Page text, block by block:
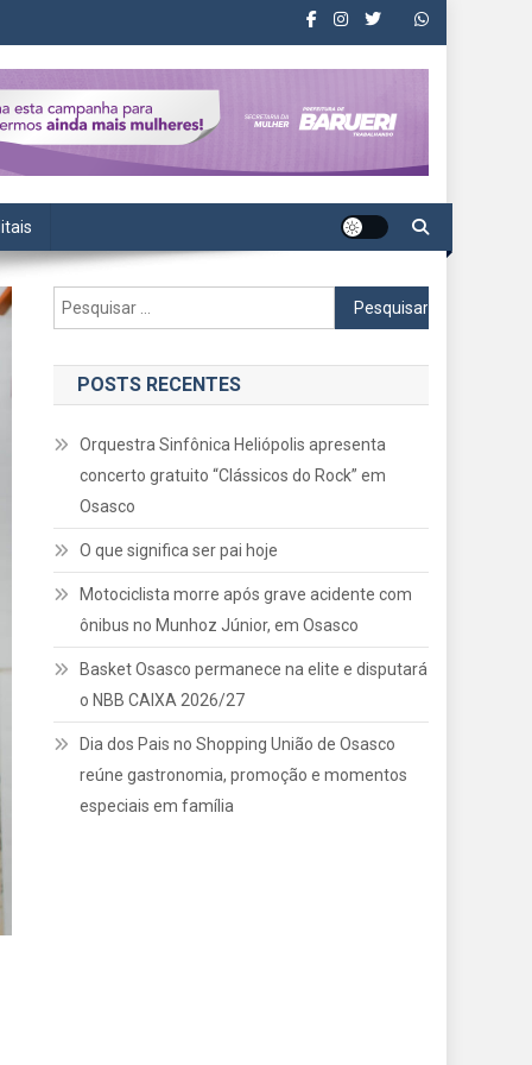
Pesquisar
por:
POSTS RECENTES
Orquestra Sinfônica Heliópolis apresenta
concerto gratuito “Clássicos do Rock” em
Osasco
O que significa ser pai hoje
Motociclista morre após grave acidente com
ônibus no Munhoz Júnior, em Osasco
Basket Osasco permanece na elite e disputará
o NBB CAIXA 2026/27
Dia dos Pais no Shopping União de Osasco
reúne gastronomia, promoção e momentos
especiais em família